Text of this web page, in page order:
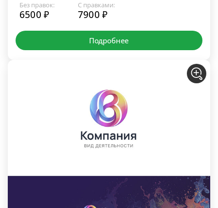
Без правок:
6500 ₽
С правками:
7900 ₽
Подробнее